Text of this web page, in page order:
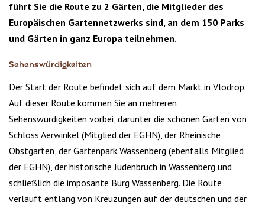
führt Sie die Route zu 2 Gärten, die Mitglieder des
Europäischen Gartennetzwerks sind, an dem 150 Parks
und Gärten in ganz Europa teilnehmen.
Sehenswürdigkeiten
Der Start der Route befindet sich auf dem Markt in Vlodrop.
Auf dieser Route kommen Sie an mehreren
Sehenswürdigkeiten vorbei, darunter die schönen Gärten von
Schloss Aerwinkel (Mitglied der EGHN), der Rheinische
Obstgarten, der Gartenpark Wassenberg (ebenfalls Mitglied
der EGHN), der historische Judenbruch in Wassenberg und
schließlich die imposante Burg Wassenberg. Die Route
verläuft entlang von Kreuzungen auf der deutschen und der